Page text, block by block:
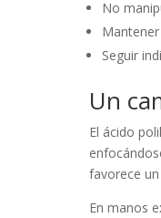
No
Seguir
Un
El ácido
favorece
En manos